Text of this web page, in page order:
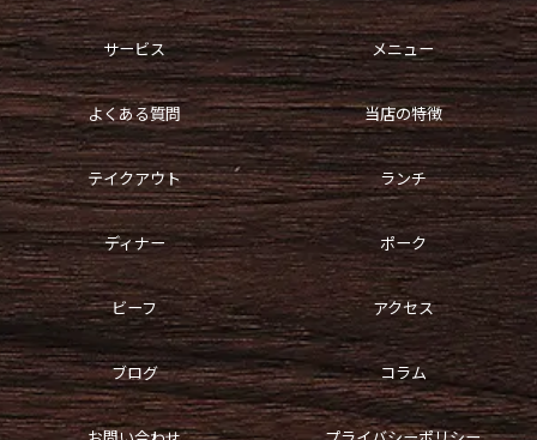
サービス メニュー
よくある質問 当店の特徴
テイクアウト ランチ
ディナー ポーク
ビーフ アクセス
ブログ コラム